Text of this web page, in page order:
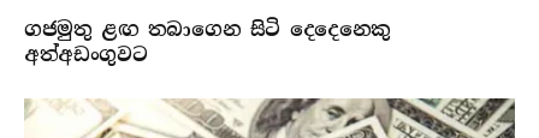
ගජමුතු ළඟ තබාගෙන සිටි දෙදෙනෙකු
අත්අඩංගුවට